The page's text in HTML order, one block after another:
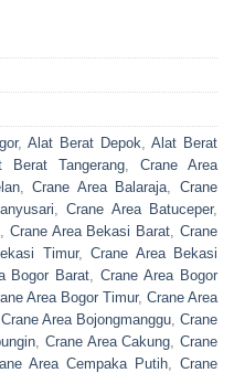
, Alat Berat Depok, Alat Berat
Berat Tangerang, Crane Area
,Crane Area Balaraja, Crane
, Crane Area Batuceper,
, Crane Area Bekasi Barat,Crane
Timur,Crane Area Bekasi
Bogor Barat,Crane Area Bogor
Area Bogor Timur, Crane Area
Crane Area Bojongmanggu, Crane
, Crane Area Cakung, Crane
Area Cempaka Putih, Crane